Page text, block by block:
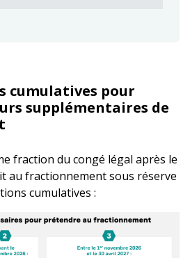
cumulatives pour
supplémentaires de
fraction du congé légal après le
au fractionnement sous réserve
cumulatives :